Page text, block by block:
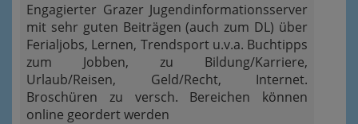
Engagierter Grazer Jugendinformationsserver
mit sehr guten Beiträgen (auch zum DL) über
Ferialjobs, Lernen, Trendsport u.v.a. Buchtipps
zum Jobben, zu Bildung/Karriere,
Urlaub/Reisen, Geld/Recht, Internet.
Broschüren zu versch. Bereichen können
online geordert werden